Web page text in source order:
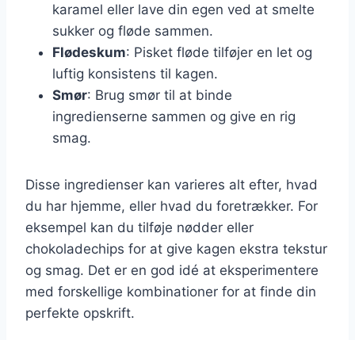
karamel eller lave din egen ved at smelte
sukker og fløde sammen.
Flødeskum: Pisket fløde tilføjer en let og
luftig konsistens til kagen.
Smør: Brug smør til at binde
ingredienserne sammen og give en rig
smag.
Disse ingredienser kan varieres alt efter, hvad
du har hjemme, eller hvad du foretrækker. For
eksempel kan du tilføje nødder eller
chokoladechips for at give kagen ekstra tekstur
og smag. Det er en god idé at eksperimentere
med forskellige kombinationer for at finde din
perfekte opskrift.